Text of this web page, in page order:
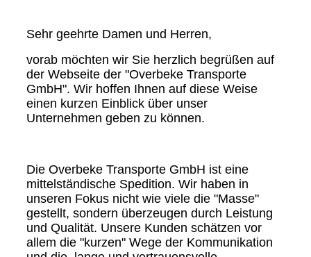
Sehr geehrte Damen und Herren,
vorab möchten wir Sie herzlich begrüßen auf
der Webseite der "Overbeke Transporte
GmbH". Wir hoffen Ihnen auf diese Weise
einen kurzen Einblick über unser
Unternehmen geben zu können.
Die Overbeke Transporte GmbH ist eine
mittelständische Spedition. Wir haben in
unseren Fokus nicht wie viele die "Masse"
gestellt, sondern überzeugen durch Leistung
und Qualität. Unsere Kunden schätzen vor
allem die "kurzen" Wege der Kommunikation